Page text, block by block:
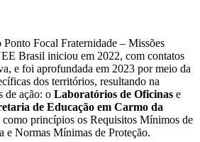
Ponto Focal Fraternidade – Missões
Brasil iniciou em 2022, com contatos
e foi aprofundada em 2023 por meio da
dos territórios, resultando na
de ação: o Laboratórios de Oficinas e
de Educação em Carmo da
como princípios os Requisitos Mínimos de
e Normas Mínimas de Proteção.